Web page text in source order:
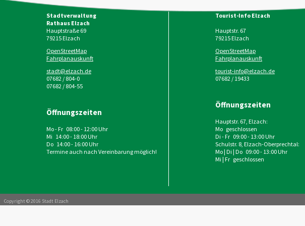
Stadtverwaltung
Rathaus Elzach
Hauptstraße 69
79215Elzach
OpenStreetMap
Fahrplanauskunft
stadt@elzach.de
07682 / 804-0
07682 / 804-55
Öffnungszeiten
Mo - Fr 08:00 - 12:00 Uhr
Mi 14:00 - 18:00 Uhr
Do 14:00 - 16:00 Uhr
Termine auch nach Vereinbarung möglich!
Tourist-Info Elzach
Hauptstr. 67
79215Elzach
OpenStreetMap
Fahrplanauskunft
tourist-info@elzach.de
07682 / 19433
Öffnungszeiten
Hauptstr. 67, Elzach:
Mo geschlossen
Di - Fr 09:00 - 13:00 Uhr
Schulstr. 8, Elzach-Oberprechtal:
Mo | Di | Do 09:00 - 13:00 Uhr
Mi | Fr geschlossen
Copyright © 2016 Stadt Elzach